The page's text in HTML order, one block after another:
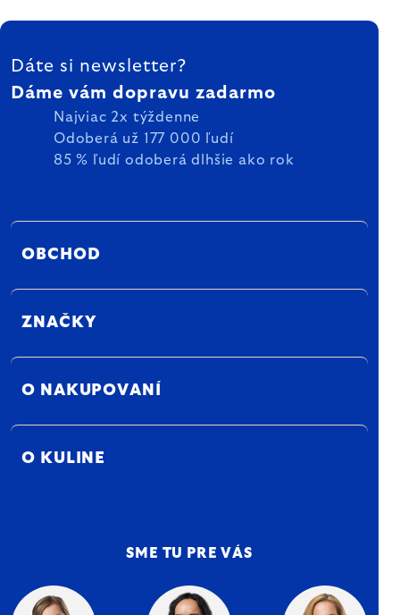
ZÁPÄTIE
Dáte si newsletter?
Dáme vám dopravu zadarmo
Najviac 2x týždenne
Odoberá už 177 000 ľudí
85 % ľudí odoberá dlhšie ako rok
OBCHOD
ZNAČKY
O NAKUPOVANÍ
O KULINE
SME TU PRE VÁS